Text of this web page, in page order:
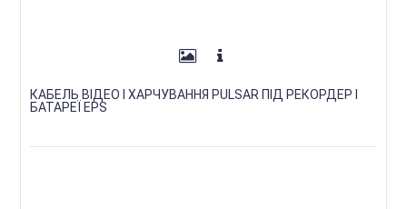
КАБЕЛЬ ВІДЕО І ХАРЧУВАННЯ PULSAR ПІД РЕКОРДЕР І
БАТАРЕЇ EPS